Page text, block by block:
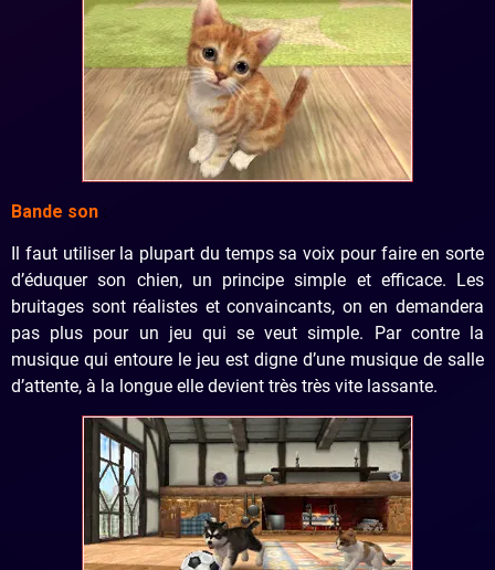
Bande son :
Il faut utiliser la plupart du temps sa voix pour faire en sorte
d’éduquer son chien, un principe simple et efficace. Les
bruitages sont réalistes et convaincants, on en demandera
pas plus pour un jeu qui se veut simple. Par contre la
musique qui entoure le jeu est digne d’une musique de salle
d’attente, à la longue elle devient très très vite lassante.